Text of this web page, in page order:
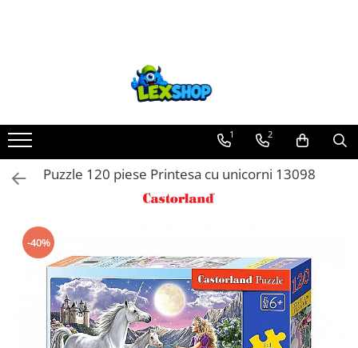
Board Games
Extensii boardgames
Card Games (jocuri cu carti)
Jocuri pentru toata familia
Party Games (jocuri de petrecere)
Jocuri pentru copii
Smart Games
Puzzle-uri logice
1 2
Puzzle 120 piese Printesa cu unicorni 13098
-40%